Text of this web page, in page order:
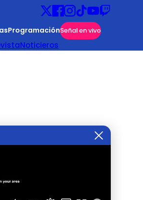
ProgramaciónSeñal en vivo
Noticieros